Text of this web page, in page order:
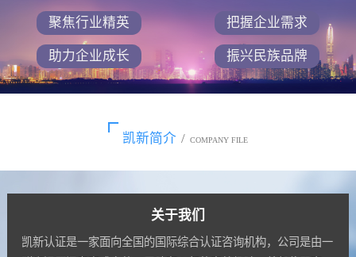
聚焦行业精英 把握企业需求
助力企业成长 振兴民族品牌
凯新简介 / COMPANY FILE
关于我们
凯新认证是一家面向全国的国际综合认证咨询机构，公司是由一